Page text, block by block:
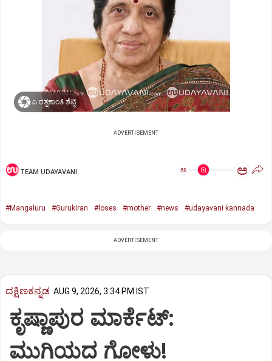
ಎ.ರತ್ನಕಾಂತಿ ಶೆಟ್ಟಿ
ADVERTISEMENT
TEAM UDAYAVANI ಅ ಅ
#Mangaluru #Gurukiran #loses #mother #news #udayavani kannada
ADVERTISEMENT
ದಕ್ಷಿಣಕನ್ನಡ AUG 9, 2026, 3:34 PM IST
ಕೃಷ್ಣಾಪುರ ಮಾರ್ಕೆಟ್‌:
ಮುಗಿಯದ ಗೋಳು!